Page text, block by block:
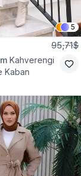
5
95,71$
Kahverengi
Kaban